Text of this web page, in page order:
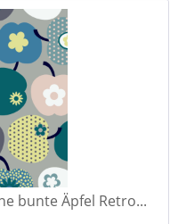
bunte Äpfel Retro...